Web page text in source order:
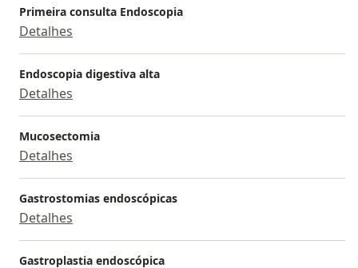
Primeira consulta Endoscopia
Detalhes
Endoscopia digestiva alta
Detalhes
Mucosectomia
Detalhes
Gastrostomias endoscópicas
Detalhes
Gastroplastia endoscópica